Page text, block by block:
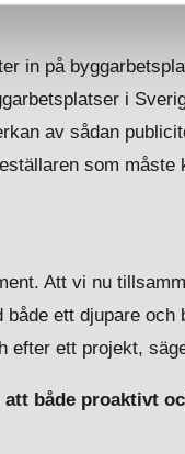
in på
i
av sådan
som måste
Att vi nu
ett djupare och
efter ett projekt,
både proaktivt